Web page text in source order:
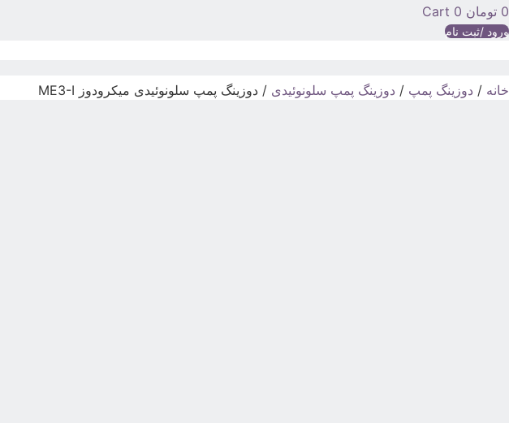
0 تومان 0
Cart
ورود /ثبت نام
خانه / دوزینگ پمپ / دوزینگ پمپ سلونوئیدی / دوزینگ پمپ سلونوئیدی میکرودوز ME3-I